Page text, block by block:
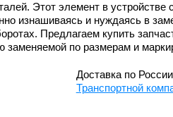
Этот элемент в устройстве
изнашиваясь и нуждаясь в
Предлагаем купить
заменяемой по размерам и
Доставка по России
Транспортной